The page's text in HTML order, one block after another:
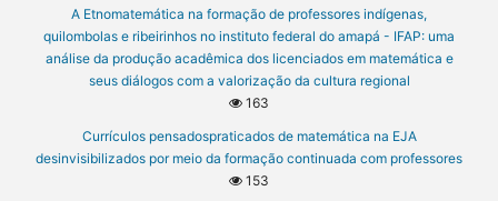
A Etnomatemática na formação de professores indígenas,
quilombolas e ribeirinhos no instituto federal do amapá - IFAP: uma
análise da produção acadêmica dos licenciados em matemática e
seus diálogos com a valorização da cultura regional
163
Currículos pensadospraticados de matemática na EJA
desinvisibilizados por meio da formação continuada com professores
153